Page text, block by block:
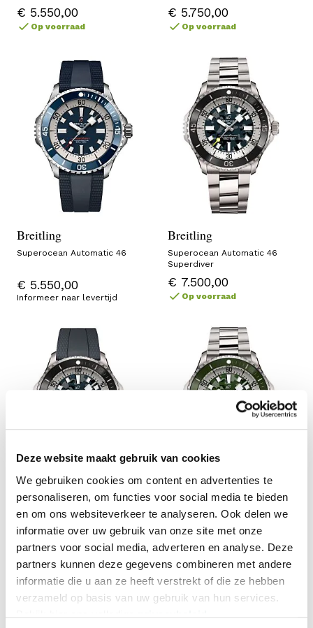
Deze website maakt gebruik van cookies
We gebruiken cookies om content en advertenties te
personaliseren, om functies voor social media te bieden
en om ons websiteverkeer te analyseren. Ook delen we
informatie over uw gebruik van onze site met onze
partners voor social media, adverteren en analyse. Deze
partners kunnen deze gegevens combineren met andere
informatie die u aan ze heeft verstrekt of die ze hebben
verzameld op basis van uw gebruik van hun services.
€ 5.550,00
Op voorraad
€ 5.750,00
Op voorraad
Breitling
Superocean Automatic 46
€ 5.550,00
Informeer naar levertijd
Breitling
Superocean Automatic 46
Superdiver
€ 7.500,00
Op voorraad
Breitling
Superdiver
€ 6.900,00
Informeer naar levertijd
Breitling
Superocean Automatic 46
Superdiver
€ 7.500,00
Informeer naar levertijd